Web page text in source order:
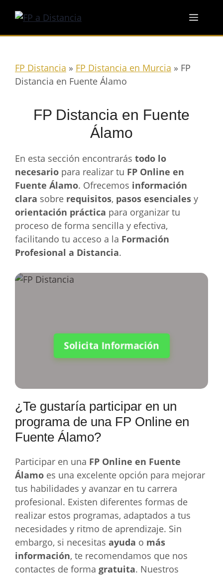
contenido
Menú
FP Distancia » FP Distancia en Murcia » FP
Distancia en Fuente Álamo
FP Distancia en Fuente
Álamo
En esta sección encontrarás todo lo
necesario para realizar tu FP Online en
Fuente Álamo. Ofrecemos información
clara sobre requisitos, pasos esenciales y
orientación práctica para organizar tu
proceso de forma sencilla y efectiva,
facilitando tu acceso a la Formación
Profesional a Distancia.
Solicita Información
¿Te gustaría participar en un
programa de una FP Online en
Fuente Álamo?
Participar en una FP Online en Fuente
Álamo es una excelente opción para mejorar
tus habilidades y avanzar en tu carrera
profesional. Existen diferentes formas de
realizar estos programas, adaptados a tus
necesidades y ritmo de aprendizaje. Sin
embargo, si necesitas ayuda o más
información, te recomendamos que nos
contactes de forma gratuita. Nuestros